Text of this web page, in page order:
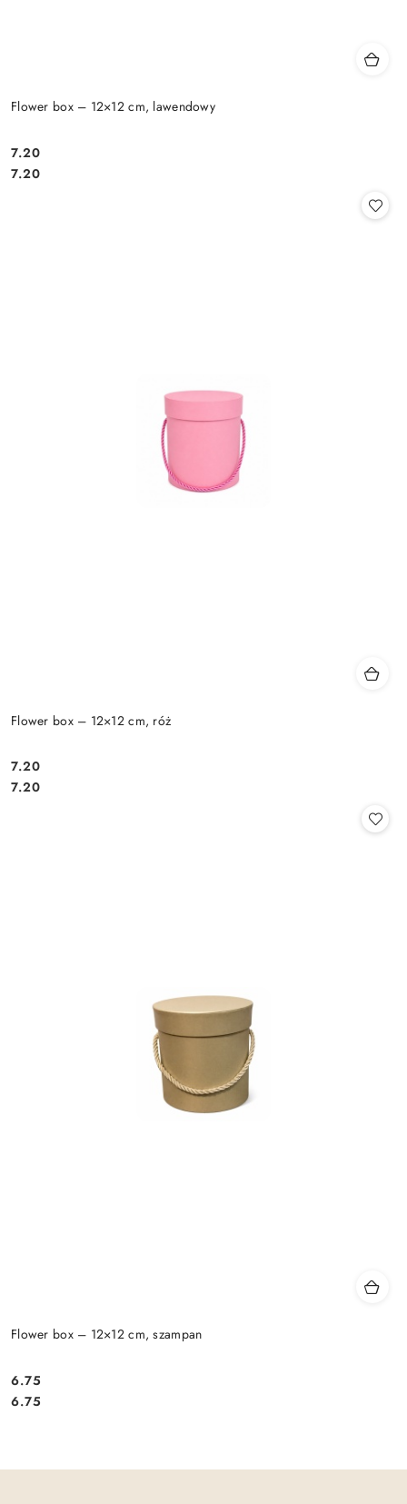
Flower box – 12×12 cm, lawendowy
Cena:
7.20
Cena:
7.20
Flower box – 12×12 cm, róż
Cena:
7.20
Cena:
7.20
Flower box – 12×12 cm, szampan
Cena:
6.75
Cena:
6.75